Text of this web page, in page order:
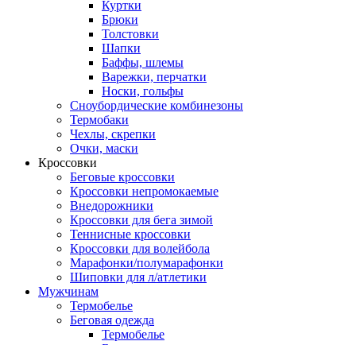
Куртки
Брюки
Толстовки
Шапки
Баффы, шлемы
Варежки, перчатки
Носки, гольфы
Сноубордические комбинезоны
Термобаки
Чехлы, скрепки
Очки, маски
Кроссовки
Беговые кроссовки
Кроссовки непромокаемые
Внедорожники
Кроссовки для бега зимой
Теннисные кроссовки
Кроссовки для волейбола
Марафонки/полумарафонки
Шиповки для л/атлетики
Мужчинам
Термобелье
Беговая одежда
Термобелье